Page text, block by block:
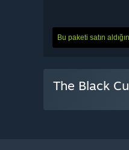
Bu paketi satın
The Black